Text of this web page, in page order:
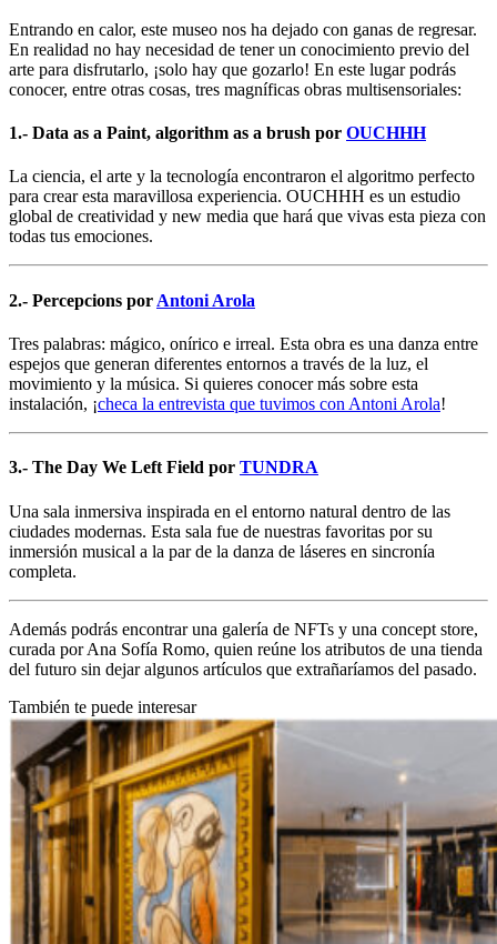
Entrando en calor, este museo nos ha dejado con ganas de regresar.
En realidad no hay necesidad de tener un conocimiento previo del
arte para disfrutarlo, ¡solo hay que gozarlo! En este lugar podrás
conocer, entre otras cosas, tres magníficas obras multisensoriales:
1.- Data as a Paint, algorithm as a brush por OUCHHH
La ciencia, el arte y la tecnología encontraron el algoritmo perfecto
para crear esta maravillosa experiencia. OUCHHH es un estudio
global de creatividad y new media que hará que vivas esta pieza con
todas tus emociones.
2.- Percepcions por Antoni Arola
Tres palabras: mágico, onírico e irreal. Esta obra es una danza entre
espejos que generan diferentes entornos a través de la luz, el
movimiento y la música. Si quieres conocer más sobre esta
instalación, ¡checa la entrevista que tuvimos con Antoni Arola!
3.- The Day We Left Field por TUNDRA
Una sala inmersiva inspirada en el entorno natural dentro de las
ciudades modernas. Esta sala fue de nuestras favoritas por su
inmersión musical a la par de la danza de láseres en sincronía
completa.
Además podrás encontrar una galería de NFTs y una concept store,
curada por Ana Sofía Romo, quien reúne los atributos de una tienda
del futuro sin dejar algunos artículos que extrañaríamos del pasado.
También te puede interesar